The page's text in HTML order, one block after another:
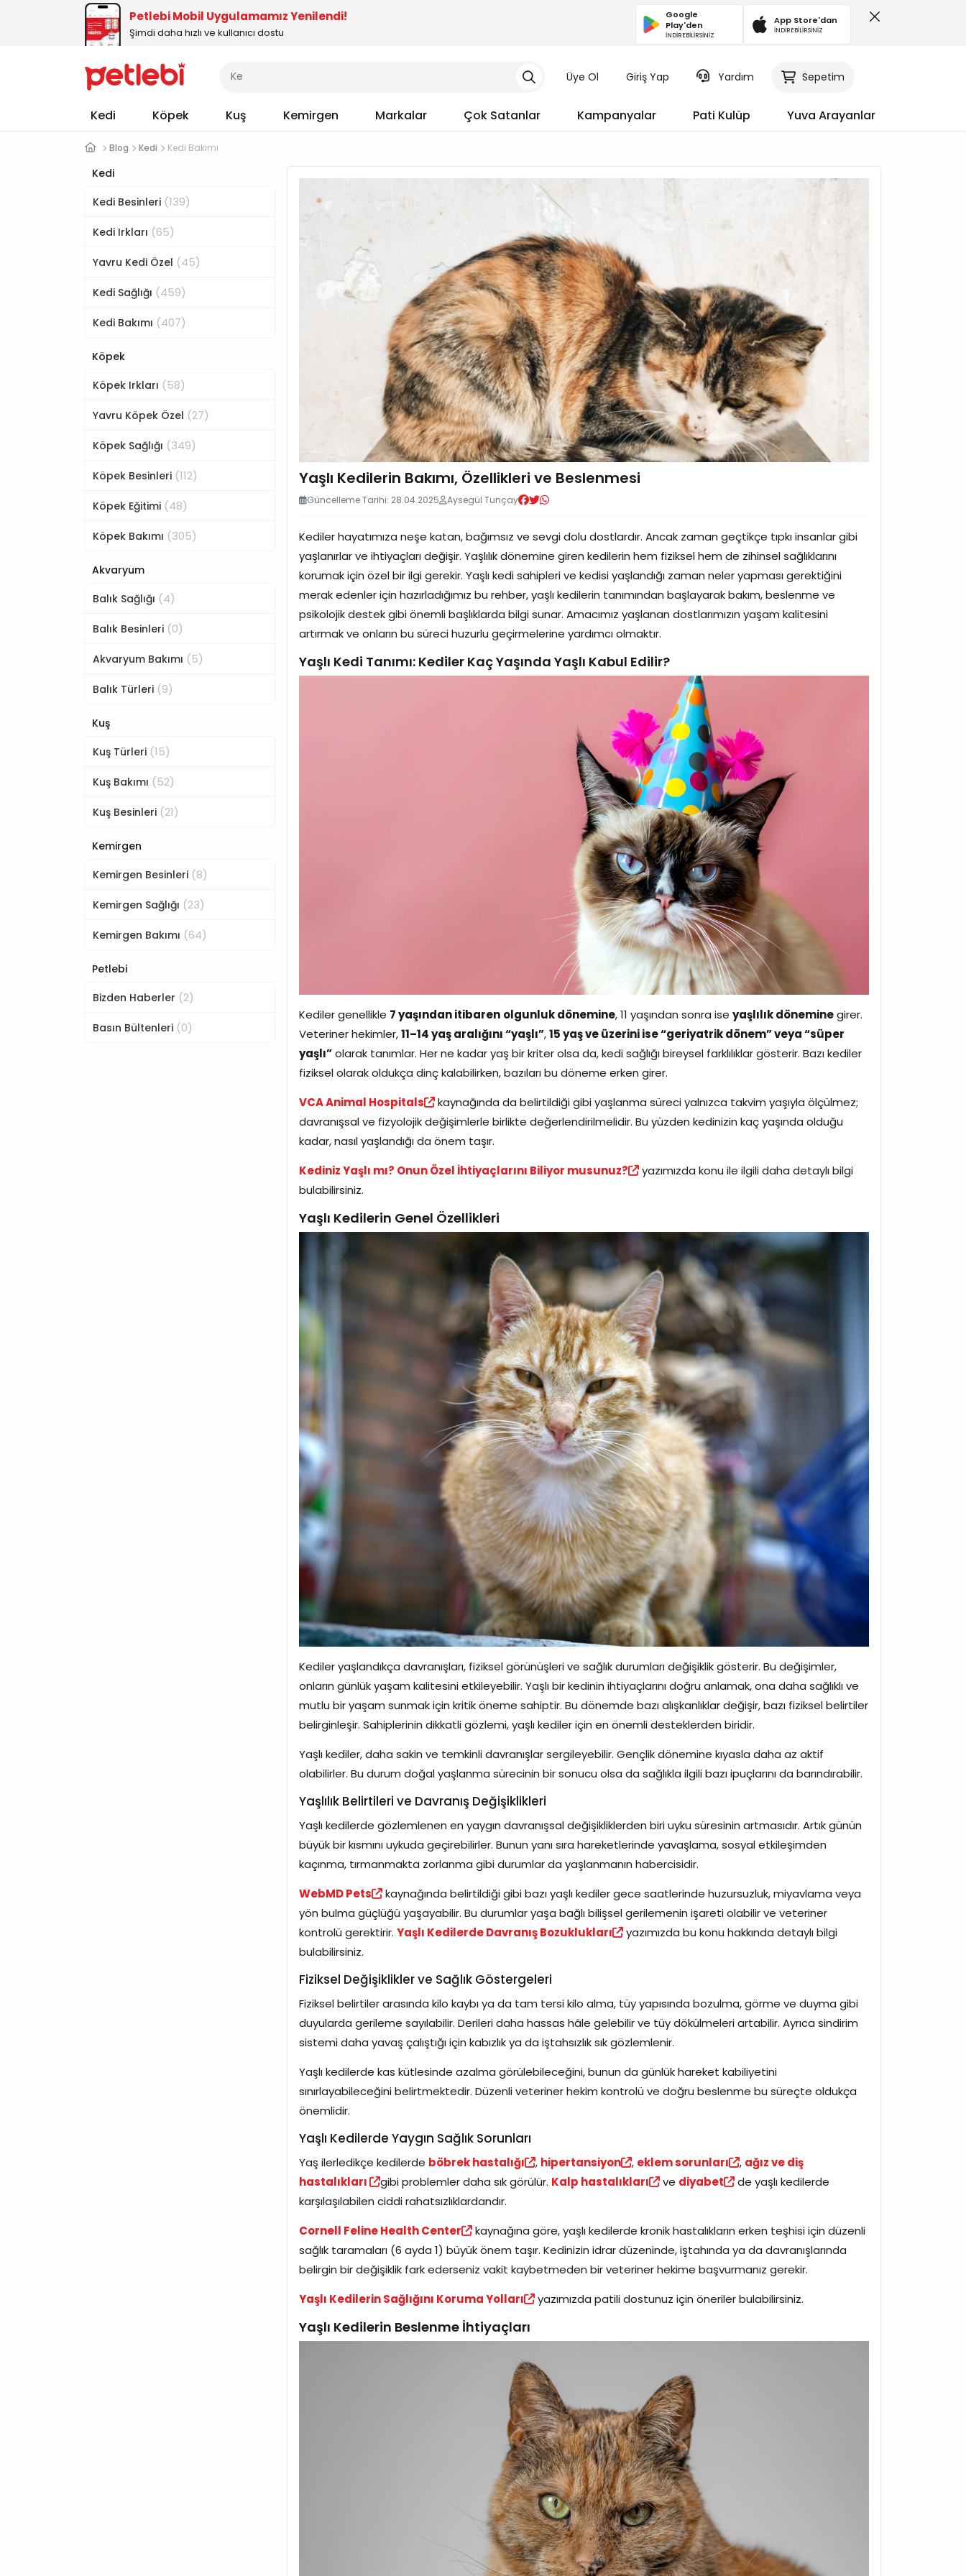
Petlebi Mobil Uygulamamız Yenilendi!
Şimdi daha hızlı ve kullanıcı dostu
Google
Play'den
İNDİREBİLİRSİNİZ
App Store'dan
İNDİREBİLİRSİNİZ
Üye Ol Giriş Yap Yardım Sepetim
Kedi Köpek Kuş Kemirgen Markalar Çok Satanlar Kampanyalar Pati Kulüp Yuva Arayanlar
Blog Kedi Kedi Bakımı
Yaşlı Kedilerin Bakımı, Özellikleri ve Beslenmesi
Güncelleme Tarihi: 28.04.2025 Aysegül Tunçay
Kediler hayatımıza neşe katan, bağımsız ve sevgi dolu dostlardır. Ancak zaman geçtikçe tıpkı insanlar gibi
yaşlanırlar ve ihtiyaçları değişir. Yaşlılık dönemine giren kedilerin hem fiziksel hem de zihinsel sağlıklarını
korumak için özel bir ilgi gerekir. Yaşlı kedi sahipleri ve kedisi yaşlandığı zaman neler yapması gerektiğini
merak edenler için hazırladığımız bu rehber, yaşlı kedilerin tanımından başlayarak bakım, beslenme ve
psikolojik destek gibi önemli başlıklarda bilgi sunar. Amacımız yaşlanan dostlarımızın yaşam kalitesini
artırmak ve onların bu süreci huzurlu geçirmelerine yardımcı olmaktır.
Yaşlı Kedi Tanımı: Kediler Kaç Yaşında Yaşlı Kabul Edilir?
Kediler genellikle 7 yaşından itibaren olgunluk dönemine, 11 yaşından sonra ise yaşlılık döneminegirer.
Veteriner hekimler,11–14 yaş aralığını “yaşlı”,15 yaş ve üzerini ise “geriyatrik dönem” veya “süper
yaşlı”olarak tanımlar. Her ne kadar yaş bir kriter olsa da, kedi sağlığı bireysel farklılıklar gösterir. Bazı kediler
fiziksel olarak oldukça dinç kalabilirken, bazıları bu döneme erken girer.
VCA Animal Hospitals
kaynağında da belirtildiği gibi yaşlanma süreci yalnızca takvim yaşıyla ölçülmez;
davranışsal ve fizyolojik değişimlerle birlikte değerlendirilmelidir. Bu yüzden kedinizin kaç yaşında olduğu
kadar, nasıl yaşlandığı da önem taşır.
Kediniz Yaşlı mı? Onun Özel İhtiyaçlarını Biliyor musunuz?
yazımızda konu ile ilgili daha detaylı bilgi
bulabilirsiniz.
Yaşlı Kedilerin Genel Özellikleri
Kediler yaşlandıkça davranışları, fiziksel görünüşleri ve sağlık durumları değişiklik gösterir. Bu değişimler,
onların günlük yaşam kalitesini etkileyebilir. Yaşlı bir kedinin ihtiyaçlarını doğru anlamak, ona daha sağlıklı ve
mutlu bir yaşam sunmak için kritik öneme sahiptir. Bu dönemde bazı alışkanlıklar değişir, bazı fiziksel belirtiler
belirginleşir. Sahiplerinin dikkatli gözlemi, yaşlı kediler için en önemli desteklerden biridir.
Yaşlı kediler, daha sakin ve temkinli davranışlar sergileyebilir. Gençlik dönemine kıyasla daha az aktif
olabilirler. Bu durum doğal yaşlanma sürecinin bir sonucu olsa da sağlıkla ilgili bazı ipuçlarını da barındırabilir.
Yaşlılık Belirtileri ve Davranış Değişiklikleri
Yaşlı kedilerde gözlemlenen en yaygın davranışsal değişikliklerden biri uyku süresinin artmasıdır. Artık günün
büyük bir kısmını uykuda geçirebilirler. Bunun yanı sıra hareketlerinde yavaşlama, sosyal etkileşimden
kaçınma, tırmanmakta zorlanma gibi durumlar da yaşlanmanın habercisidir.
WebMD Pets
kaynağında belirtildiği gibi bazı yaşlı kediler gece saatlerinde huzursuzluk, miyavlama veya
yön bulma güçlüğü yaşayabilir. Bu durumlar yaşa bağlı bilişsel gerilemenin işareti olabilir ve veteriner
kontrolü gerektirir. Yaşlı Kedilerde Davranış Bozuklukları
yazımızda bu konu hakkında detaylı bilgi
bulabilirsiniz.
Fiziksel Değişiklikler ve Sağlık Göstergeleri
Fiziksel belirtiler arasında kilo kaybı ya da tam tersi kilo alma, tüy yapısında bozulma, görme ve duyma gibi
duyularda gerileme sayılabilir. Derileri daha hassas hâle gelebilir ve tüy dökülmeleri artabilir. Ayrıca sindirim
sistemi daha yavaş çalıştığı için kabızlık ya da iştahsızlık sık gözlemlenir.
Yaşlı kedilerde kas kütlesinde azalma görülebileceğini, bunun da günlük hareket kabiliyetini
sınırlayabileceğini belirtmektedir. Düzenli veteriner hekim kontrolü ve doğru beslenme bu süreçte oldukça
önemlidir.
Yaşlı Kedilerde Yaygın Sağlık Sorunları
Yaş ilerledikçe kedilerde böbrek hastalığı , hipertansiyon , eklem sorunları , ağız ve diş
hastalıkları
gibi problemler daha sık görülür. Kalp hastalıkları ve diyabet
de yaşlı kedilerde
karşılaşılabilen ciddi rahatsızlıklardandır.
Cornell Feline Health Center
kaynağına göre, yaşlı kedilerde kronik hastalıkların erken teşhisi için düzenli
sağlık taramaları (6 ayda 1) büyük önem taşır. Kedinizin idrar düzeninde, iştahında ya da davranışlarında
belirgin bir değişiklik fark ederseniz vakit kaybetmeden bir veteriner hekime başvurmanız gerekir.
Yaşlı Kedilerin Sağlığını Koruma Yolları
yazımızda patili dostunuz için öneriler bulabilirsiniz.
Yaşlı Kedilerin Beslenme İhtiyaçları
Kedi
Kedi Besinleri (139)
Kedi Irkları (65)
Yavru Kedi Özel (45)
Kedi Sağlığı (459)
Kedi Bakımı (407)
Köpek
Köpek Irkları (58)
Yavru Köpek Özel (27)
Köpek Sağlığı (349)
Köpek Besinleri (112)
Köpek Eğitimi (48)
Köpek Bakımı (305)
Akvaryum
Balık Sağlığı (4)
Balık Besinleri (0)
Akvaryum Bakımı (5)
Balık Türleri (9)
Kuş
Kuş Türleri (15)
Kuş Bakımı (52)
Kuş Besinleri (21)
Kemirgen
Kemirgen Besinleri (8)
Kemirgen Sağlığı (23)
Kemirgen Bakımı (64)
Petlebi
Bizden Haberler (2)
Basın Bültenleri (0)